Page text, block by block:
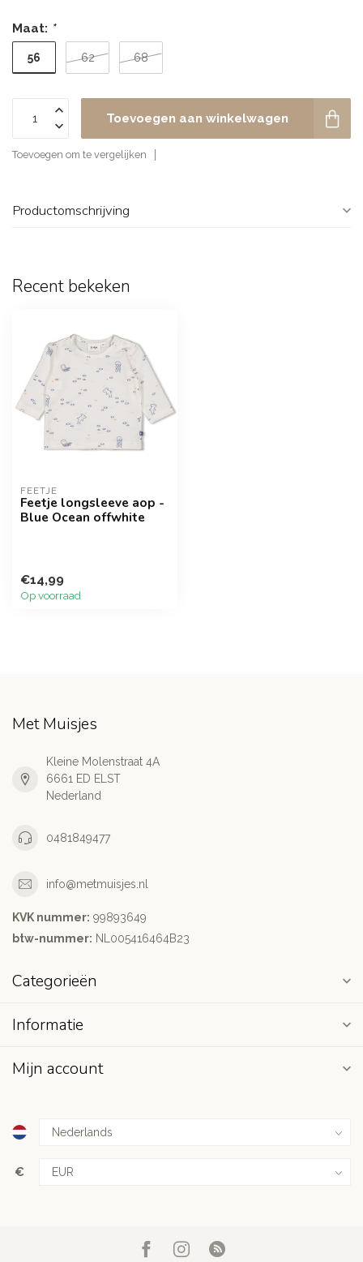
Maat: *
56 62 68
Toevoegen aan winkelwagen
Toevoegen om te vergelijken
Productomschrijving
Recent bekeken
FEETJE
Feetje longsleeve aop -
Blue Ocean offwhite
€14,99
Op voorraad
Met Muisjes
Kleine Molenstraat 4A
6661 ED ELST
Nederland
0481849477
info@metmuisjes.nl
KVK nummer: 99893649
btw-nummer: NL005416464B23
Categorieën
Informatie
Mijn account
€